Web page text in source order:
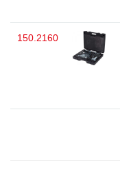
150.2160